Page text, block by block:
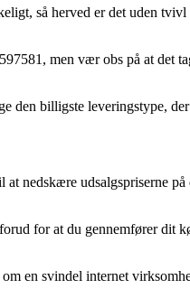
så herved er det uden tvivl
men vær obs på at det
den billigste leveringstype,
nedskære udsalgspriserne på
for at du gennemfører dit
en svindel internet